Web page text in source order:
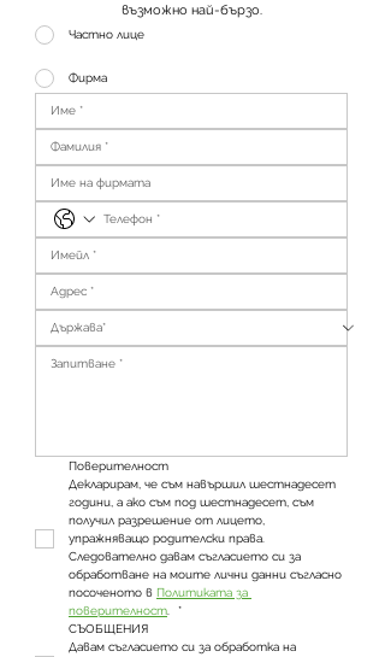
възможно най-бързо.
Частно лице
Фирма
Поверителност
Декларирам, че съм навършил шестнадесет
години, а ако съм под шестнадесет, съм
получил разрешение от лицето,
упражняващо родителски права.
Следователно давам съгласието си за
обработване на моите лични данни съгласно
посоченото в Политиката за
поверителност
*
СЪОБЩЕНИЯ
Давам съгласието си за обработка на